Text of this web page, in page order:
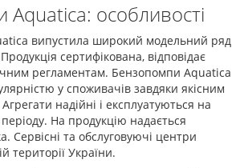
особливості
випустила широкий модельний ряд
сертифікована, відповідає
регламентам. Бензопомпи Aquatica
у споживачів завдяки якісним
надійні і експлуатуються на
На продукцію надається
Сервісні та обслуговуючі центри
території України.